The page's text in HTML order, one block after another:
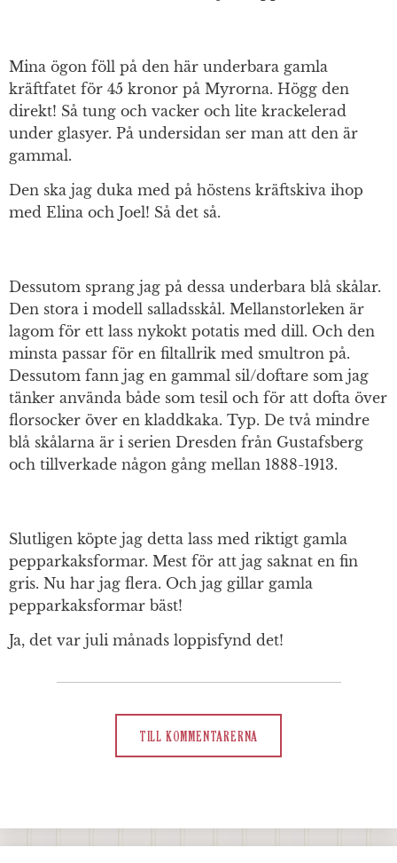
Mina ögon föll på den här underbara gamla
kräftfatet för 45 kronor på Myrorna. Högg den
direkt! Så tung och vacker och lite krackelerad
under glasyer. På undersidan ser man att den är
gammal.
Den ska jag duka med på höstens kräftskiva ihop
med Elina och Joel! Så det så.
Dessutom sprang jag på dessa underbara blå skålar.
Den stora i modell salladsskål. Mellanstorleken är
lagom för ett lass nykokt potatis med dill. Och den
minsta passar för en filtallrik med smultron på.
Dessutom fann jag en gammal sil/doftare som jag
tänker använda både som tesil och för att dofta över
florsocker över en kladdkaka. Typ. De två mindre
blå skålarna är i serien Dresden från Gustafsberg
och tillverkade någon gång mellan 1888-1913.
Slutligen köpte jag detta lass med riktigt gamla
pepparkaksformar. Mest för att jag saknat en fin
gris. Nu har jag flera. Och jag gillar gamla
pepparkaksformar bäst!
Ja, det var juli månads loppisfynd det!
TILL KOMMENTARERNA